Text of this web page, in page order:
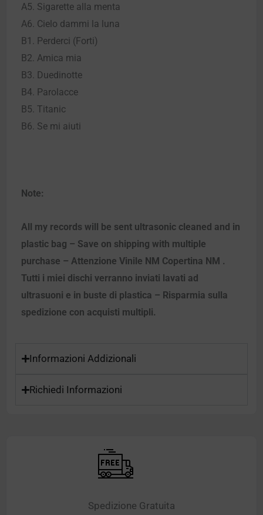
A5. Sigarette alla menta
A6. Cielo dammi la luna
B1. Perderci (Forti)
B2. Amica mia
B3. Duedinotte
B4. Parolacce
B5. Titanic
B6. Se mi aiuti
Note:
All my records will be sent ultrasonic cleaned and in
plastic bag – Save on shipping with multiple
purchase – Attenzione Vinile NM Copertina NM .
Tutti i miei dischi verranno inviati lavati ad
ultrasuoni e in buste di plastica – Risparmia sulla
spedizione con acquisti multipli.
Informazioni Addizionali
Richiedi Informazioni
Spedizione Gratuita